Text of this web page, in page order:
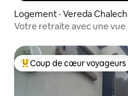
Logement · Vereda
Votre retraite avec une
Coup de cœur voyageurs
Coup de cœur voyageurs